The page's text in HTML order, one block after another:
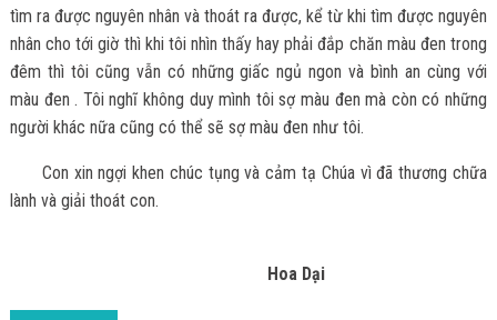
tìm ra được nguyên nhân và thoát ra được, kể từ khi tìm được nguyên
nhân cho tới giờ thì khi tôi nhìn thấy hay phải đắp chăn màu đen trong
đêm thì tôi cũng vẫn có những giấc ngủ ngon và bình an cùng với
màu đen . Tôi nghĩ không duy mình tôi sợ màu đen mà còn có những
người khác nữa cũng có thể sẽ sợ màu đen như tôi.
Con xin ngợi khen chúc tụng và cảm tạ Chúa vì đã thương chữa
lành và giải thoát con.
Hoa Dại